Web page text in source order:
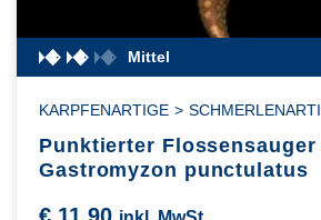
Mittel
KARPFENARTIGE >
Punktierter Flossensauger
Gastromyzon punctulatus